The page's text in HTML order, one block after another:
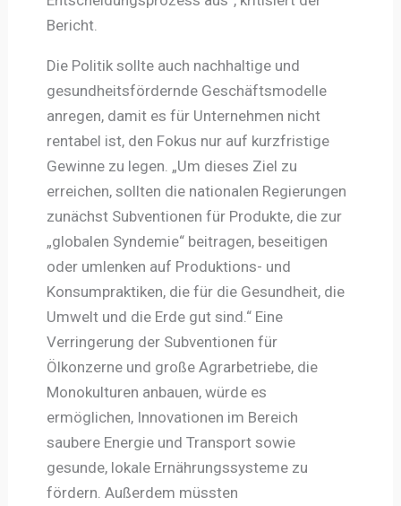
Bericht.
Die Politik sollte auch nachhaltige und
gesundheitsfördernde Geschäftsmodelle
anregen, damit es für Unternehmen nicht
rentabel ist, den Fokus nur auf kurzfristige
Gewinne zu legen. „Um dieses Ziel zu
erreichen, sollten die nationalen Regierungen
zunächst Subventionen für Produkte, die zur
„globalen Syndemie“ beitragen, beseitigen
oder umlenken auf Produktions- und
Konsumpraktiken, die für die Gesundheit, die
Umwelt und die Erde gut sind.“ Eine
Verringerung der Subventionen für
Ölkonzerne und große Agrarbetriebe, die
Monokulturen anbauen, würde es
ermöglichen, Innovationen im Bereich
saubere Energie und Transport sowie
gesunde, lokale Ernährungssysteme zu
fördern. Außerdem müssten